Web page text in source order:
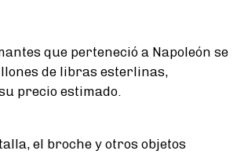
que perteneció a Napoleón se
de libras esterlinas,
precio estimado.
el broche y otros objetos